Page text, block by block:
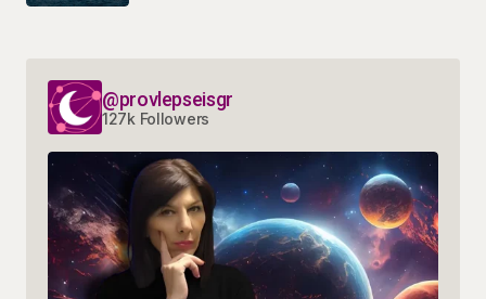
@provlepseisgr
127k Followers